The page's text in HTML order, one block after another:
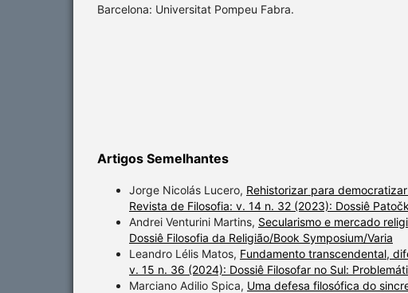
Barcelona: Universitat Pompeu Fabra.
Artigos Semelhantes
Jorge Nicolás Lucero, Rehistorizar para
Revista de Filosofia: v. 14 n. 32 (2023): Dossiê
Andrei Venturini Martins, Secularismo e mercado
Dossiê Filosofia da Religião/Book Symposium/Varia
Leandro Lélis Matos, Fundamento transcendental,
v. 15 n. 36 (2024): Dossiê Filosofar no Sul:
Marciano Adilio Spica, Uma defesa filosófica do